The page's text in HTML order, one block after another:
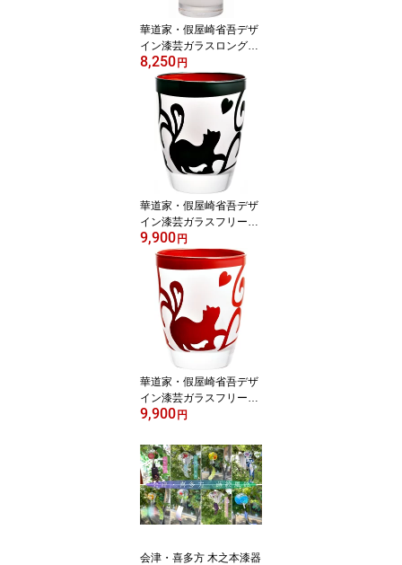
華道家・假屋崎省吾デザ
イン漆芸ガラスロンググ
ラス バラ・赤《当店オリ
ジナル商品 東北復興支援
桐箱入り マイグラスや記
念品、海外向けギフトに
も最適≫
8,250円
華道家・假屋崎省吾デザ
イン漆芸ガラスフリーグ
ラス ネコ・黒《当店オリ
ジナル商品 東北復興支援
桐箱入り マイグラスや記
念品、海外向けギフトに
も最適≫
9,900円
華道家・假屋崎省吾デザ
イン漆芸ガラスフリーグ
ラス ネコ・赤《当店オリ
桐箱入り マイグラスや記
念品、海外向けギフトに
も最適≫
9,900円
会津・喜多方 木之本漆器